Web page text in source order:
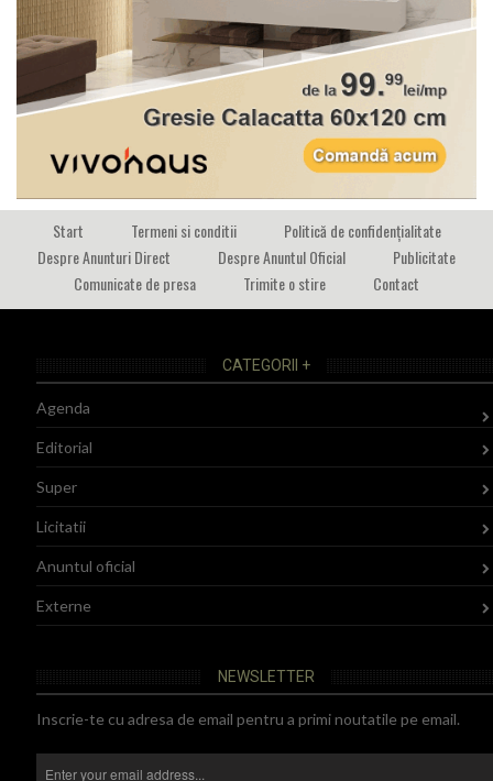
Start Termeni si conditii
Politică de confidențialitate
Despre Anunturi Direct
Despre Anuntul Oficial
Publicitate
Comunicate de presa
Trimite o stire Contact
CATEGORII +
Agenda
Editorial
Super
Licitatii
Anuntul oficial
Externe
NEWSLETTER
Inscrie-te cu adresa de email pentru a primi noutatile pe email.